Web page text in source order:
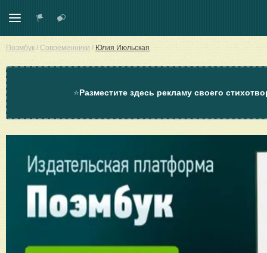
Поэмбук / Современники / Юлия Июльская
⭐Разместите здесь рекламу своего